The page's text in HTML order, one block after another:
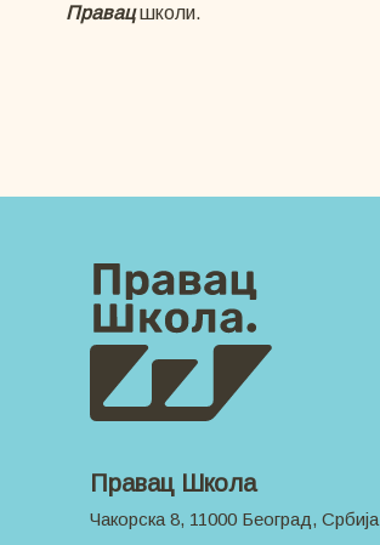
Правацшколи.
Правац Школа
Чакорска 8, 11000 Београд, Србија